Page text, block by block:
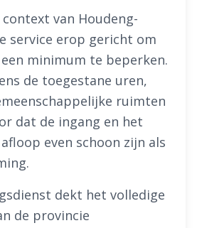
van Houdeng-
service erop gericht om
minimum te beperken.
de toegestane uren,
ruimten
dat de ingang en het
even schoon zijn als
dekt het volledige
de provincie